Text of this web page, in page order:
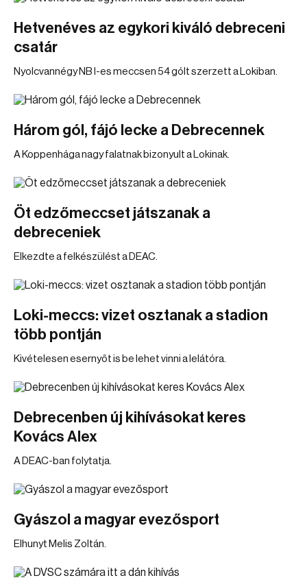
Hetvenéves az egykori kiváló debreceni
csatár
Nyolcvannégy NB I-es meccsen 54 gólt szerzett a Lokiban.
Három gól, fájó lecke a Debrecennek
A Koppenhága nagy falatnak bizonyult a Lokinak.
Öt edzőmeccset játszanak a
debreceniek
Elkezdte a felkészülést a DEAC.
Loki-meccs: vizet osztanak a stadion
több pontján
Kivételesen esernyőt is be lehet vinni a lelátóra.
Debrecenben új kihívásokat keres
Kovács Alex
A DEAC-ban folytatja.
Gyászol a magyar evezősport
Elhunyt Melis Zoltán.